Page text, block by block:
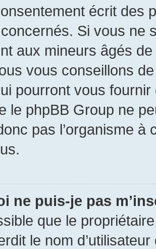
écrit des
Si vous ne
aux mineurs âgés
vous conseillons
pourront vous
le phpBB Group ne
pas l’organisme
ne puis-je pas
que le
le nom